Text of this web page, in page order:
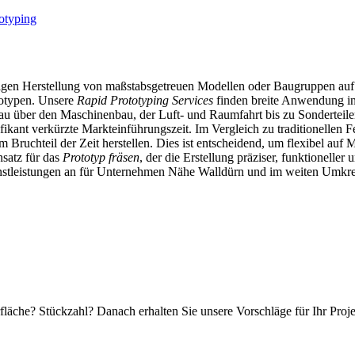
Herstellung von maßstabsgetreuen Modellen oder Baugruppen
Unsere Rapid Prototyping Services finden breite Anwendung
über den Maschinenbau, der Luft- und Raumfahrt bis zu
verkürzte Markteinführungszeit. Im Vergleich zu traditionellen
der Zeit herstellen. Dies ist entscheidend, um flexibel auf
für das Prototyp fräsen, der die Erstellung präziser, funktioneller
an für Unternehmen Nähe Walldürn und im weiten
Stückzahl? Danach erhalten Sie unsere Vorschläge für Ihr